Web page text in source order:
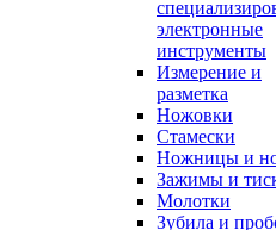
электронные
инструменты
Измерение и
разметка
Ножовки
Стамески
Ножницы и
Зажимы и
Молотки
Зубила и